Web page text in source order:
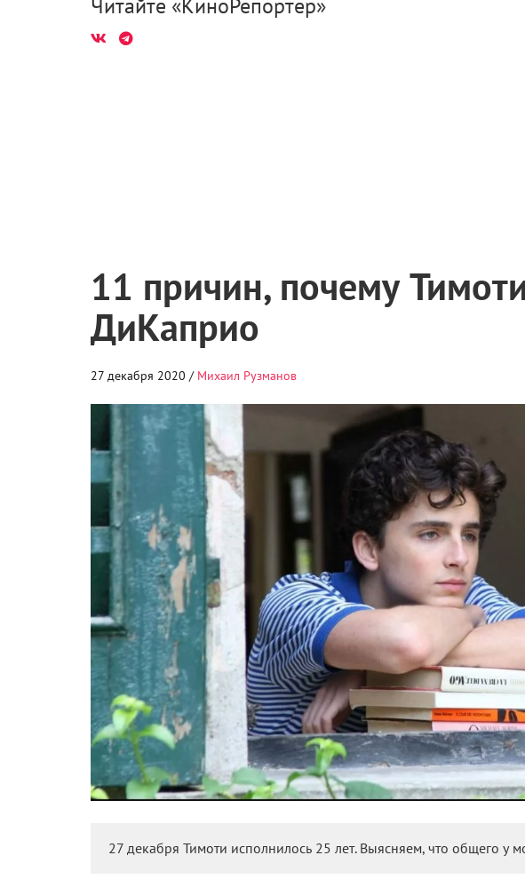
Читайте «КиноРепортер»
11 причин, почему
ДиКаприо
27 декабря 2020 / Михаил Рузманов
27 декабря Тимоти исполнилось 25 лет. Выясняем, что общего у